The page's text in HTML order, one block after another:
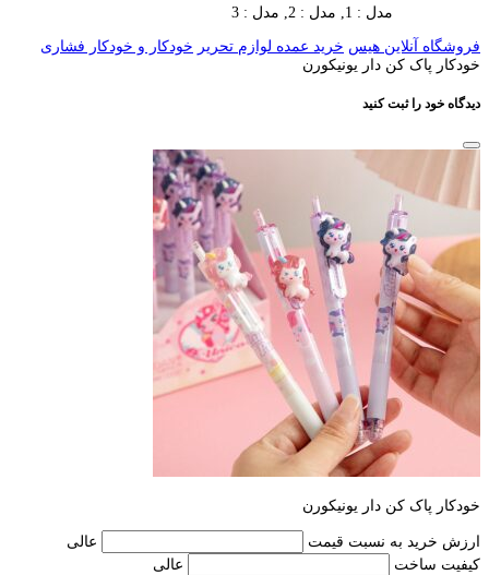
مدل : 1, مدل : 2, مدل : 3
فروشگاه آنلاین هیس خرید عمده لوازم تحریر خودکار و خودکار فشاری
خودکار پاک کن دار یونیکورن
دیدگاه خود را ثبت کنید
خودکار پاک کن دار یونیکورن
ارزش خرید به نسبت قیمت
عالی
کیفیت ساخت
عالی